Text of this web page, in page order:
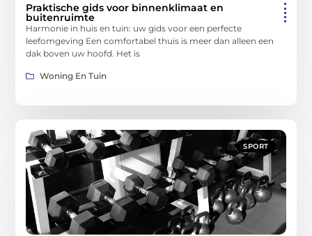
Praktische gids voor binnenklimaat en
buitenruimte
Harmonie in huis en tuin: uw gids voor een perfecte
leefomgeving Een comfortabel thuis is meer dan alleen een
dak boven uw hoofd. Het is
Woning En Tuin
SPORT